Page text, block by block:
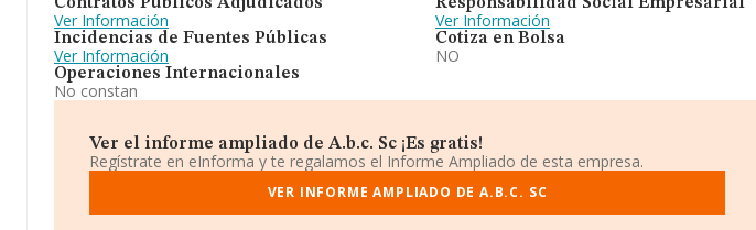
Ver Información
Incidencias de Fuentes Públicas
Ver Información
Operaciones Internacionales
No constan
Ver Información
Cotiza en Bolsa
NO
Ver el informe ampliado de A.b.c. Sc ¡Es gratis!
Regístrate en eInforma y te regalamos el Informe Ampliado de esta empresa.
VER INFORME AMPLIADO DE A.B.C. SC